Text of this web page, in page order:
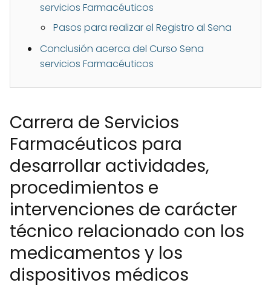
servicios Farmacéuticos
Pasos para realizar el Registro al Sena
Conclusión acerca del Curso Sena
servicios Farmacéuticos
Carrera de Servicios
Farmacéuticos para
desarrollar actividades,
procedimientos e
intervenciones de carácter
técnico relacionado con los
medicamentos y los
dispositivos médicos